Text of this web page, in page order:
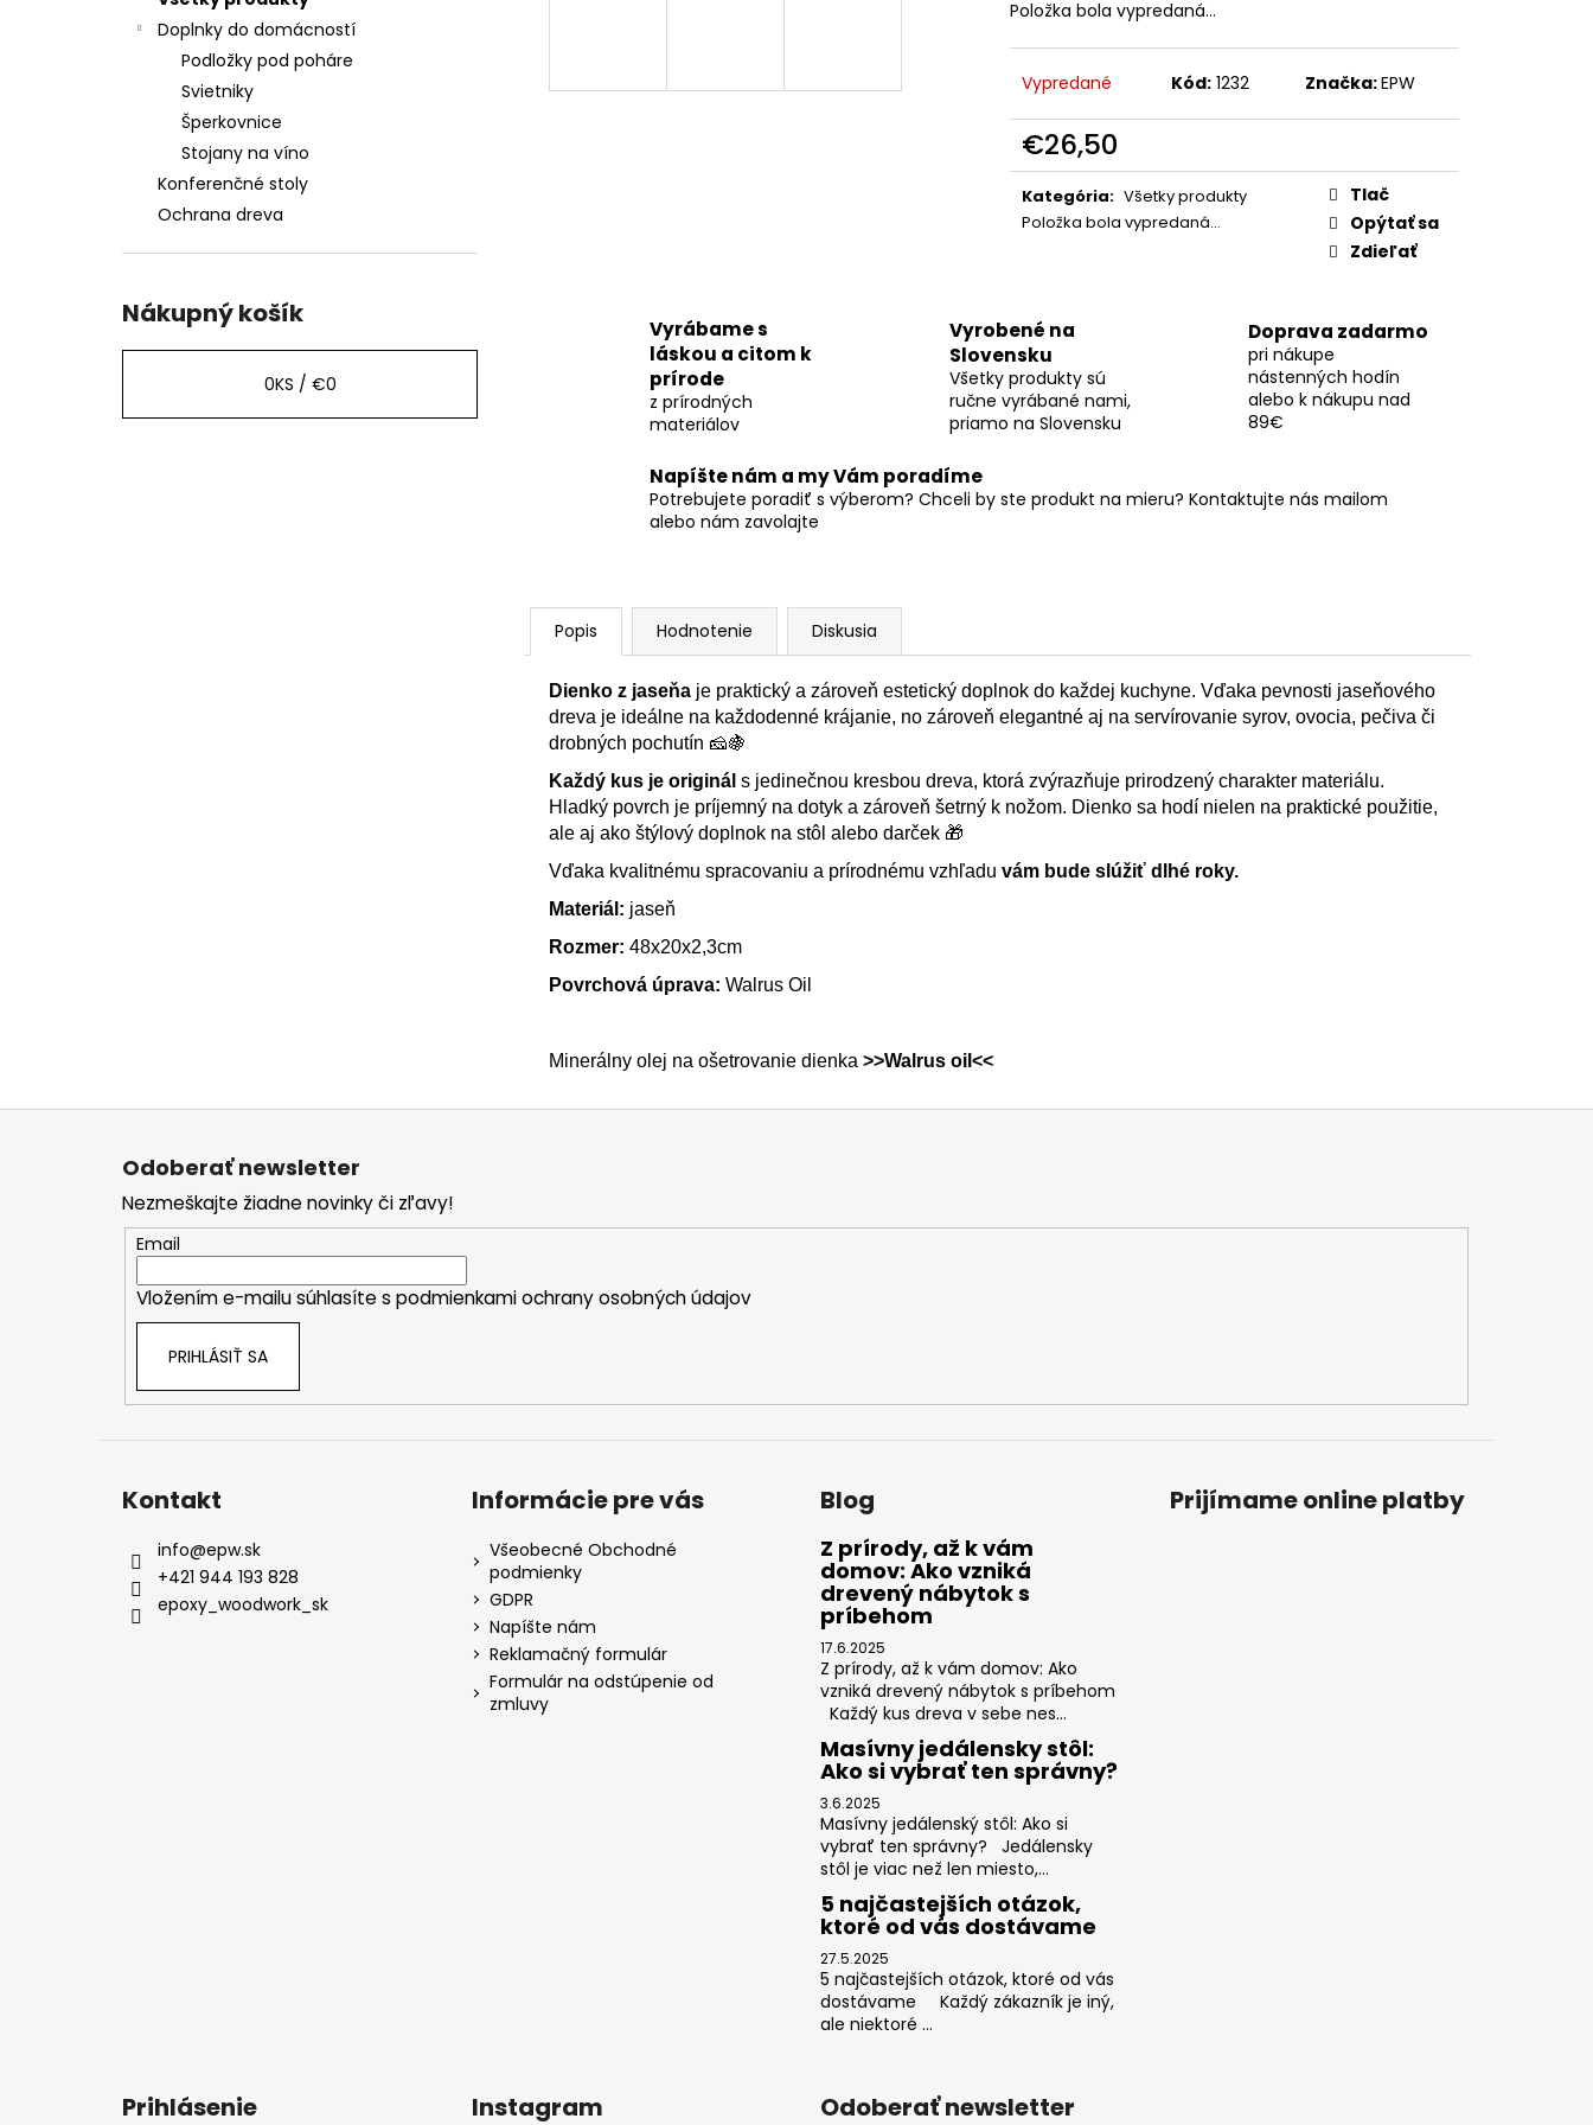
Doplnky do domácností
Podložky pod poháre
Svietniky
Šperkovnice
Stojany na víno
Konferenčné stoly
Ochrana dreva
Nákupný košík
0KS / €0
Položka bola vypredaná…
Vypredané Kód: 1232 Značka:EPW
€26,50
Jednotková
cena:
Kategória: Všetky produkty
Položka bola vypredaná…
Tlač
Opýtať sa
Zdieľať
Vyrábame s
láskou a citom k
prírode
z prírodných
materiálov
Vyrobené na
Slovensku
Všetky produkty sú
ručne vyrábané nami,
priamo na Slovensku
Doprava zadarmo
pri nákupe
nástenných hodín
alebo k nákupu nad
89€
Napíšte nám a my Vám poradíme
Potrebujete poradiť s výberom? Chceli by ste produkt na mieru? Kontaktujte nás mailom
alebo nám zavolajte
Popis Hodnotenie Diskusia
Dienko z jaseňa je praktický a zároveň estetický doplnok do každej kuchyne. Vďaka pevnosti jaseňového
dreva je ideálne na každodenné krájanie, no zároveň elegantné aj na servírovanie syrov, ovocia, pečiva či
drobných pochutín 🧀🍇
Každý kus je originál s jedinečnou kresbou dreva, ktorá zvýrazňuje prirodzený charakter materiálu.
Hladký povrch je príjemný na dotyk a zároveň šetrný k nožom. Dienko sa hodí nielen na praktické použitie,
ale aj ako štýlový doplnok na stôl alebo darček 🎁
Vďaka kvalitnému spracovaniu a prírodnému vzhľadu vám bude slúžiť dlhé roky.
Materiál: jaseň
Rozmer: 48x20x2,3cm
Povrchová úprava: Walrus Oil
Minerálny olej na ošetrovanie dienka >>Walrus oil<<
€167
Z
Odoberať newsletter
Nezmeškajte žiadne novinky či zľavy!
Email
Vložením e-mailu súhlasíte s podmienkami ochrany osobných údajov
PRIHLÁSIŤ SA
Kontakt
info@epw.sk
+421 944 193 828
epoxy_woodwork_sk
Informácie pre vás
Všeobecné Obchodné
podmienky
GDPR
Napíšte nám
Reklamačný formulár
Formulár na odstúpenie od
zmluvy
Blog
Z prírody, až k vám
domov: Ako vzniká
drevený nábytok s
príbehom
17.6.2025
Z prírody, až k vám domov: Ako
vzniká drevený nábytok s príbehom
Každý kus dreva v sebe nes...
Masívny jedálensky stôl:
Ako si vybrať ten správny?
3.6.2025
Masívny jedálenský stôl: Ako si
vybrať ten správny? Jedálensky
stôl je viac než len miesto,...
5 najčastejších otázok,
ktoré od vás dostávame
27.5.2025
5 najčastejších otázok, ktoré od vás
dostávame Každý zákazník je iný,
ale niektoré ...
Prijímame online platby
Prihlásenie Instagram Odoberať newsletter